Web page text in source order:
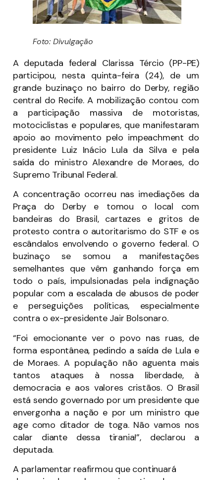
Foto: Divulgação
A deputada federal Clarissa Tércio (PP-PE)
participou, nesta quinta-feira (24), de um
grande buzinaço no bairro do Derby, região
central do Recife. A mobilização contou com
a participação massiva de motoristas,
motociclistas e populares, que manifestaram
apoio ao movimento pelo impeachment do
presidente Luiz Inácio Lula da Silva e pela
saída do ministro Alexandre de Moraes, do
Supremo Tribunal Federal.
A concentração ocorreu nas imediações da
Praça do Derby e tomou o local com
bandeiras do Brasil, cartazes e gritos de
protesto contra o autoritarismo do STF e os
escândalos envolvendo o governo federal. O
buzinaço se somou a manifestações
semelhantes que vêm ganhando força em
todo o país, impulsionadas pela indignação
popular com a escalada de abusos de poder
e perseguições políticas, especialmente
contra o ex-presidente Jair Bolsonaro.
“Foi emocionante ver o povo nas ruas, de
forma espontânea, pedindo a saída de Lula e
de Moraes. A população não aguenta mais
tantos ataques à nossa liberdade, à
democracia e aos valores cristãos. O Brasil
está sendo governado por um presidente que
envergonha a nação e por um ministro que
age como ditador de toga. Não vamos nos
calar diante dessa tirania!”, declarou a
deputada.
A parlamentar reafirmou que continuará